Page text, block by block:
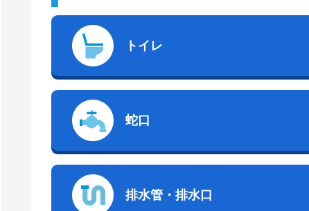
トイレ
蛇口
排水管・排水口